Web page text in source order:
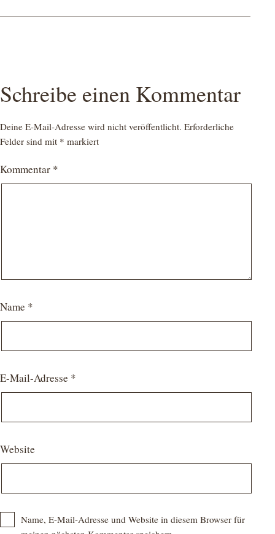
Schreibe einen Kommentar
Deine E-Mail-Adresse wird nicht veröffentlicht. Erforderliche
Felder sind mit * markiert
Kommentar *
Name *
E-Mail-Adresse *
Website
Name, E-Mail-Adresse und Website in diesem Browser für